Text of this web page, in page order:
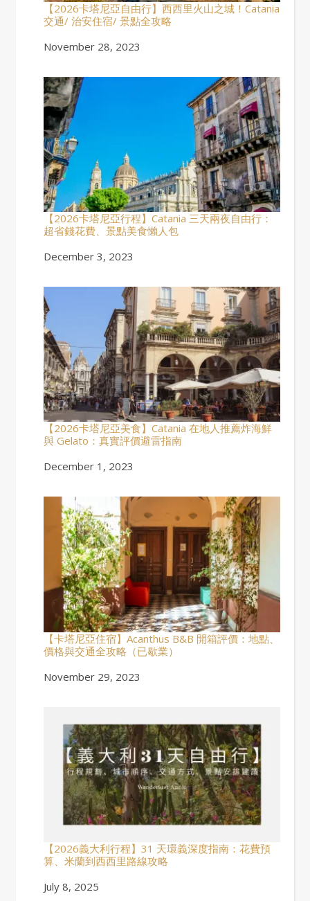
【2026卡塔尼亞自由行】西西里火山之城！Catania
交通/ 治安住宿/ 景點全攻略
Date
November 28, 2023
【2026卡塔尼亞行程】Catania 三天兩夜自由行：
超省錢花費、景點美食懶人包
Date
December 3, 2023
【2026卡塔尼亞美食】Catania 在地人推薦炸海鮮
與 Gelato：真實評價避雷指南
Date
December 1, 2023
【卡塔尼亞住宿】Acanthus B&B 開箱評價：地點、
價格與交通全攻略（已歇業）
Date
November 29, 2023
【2026義大利行程】31 天環義深度指南：花費預
算、米蘭到西西里路線攻略
Date
July 8, 2025